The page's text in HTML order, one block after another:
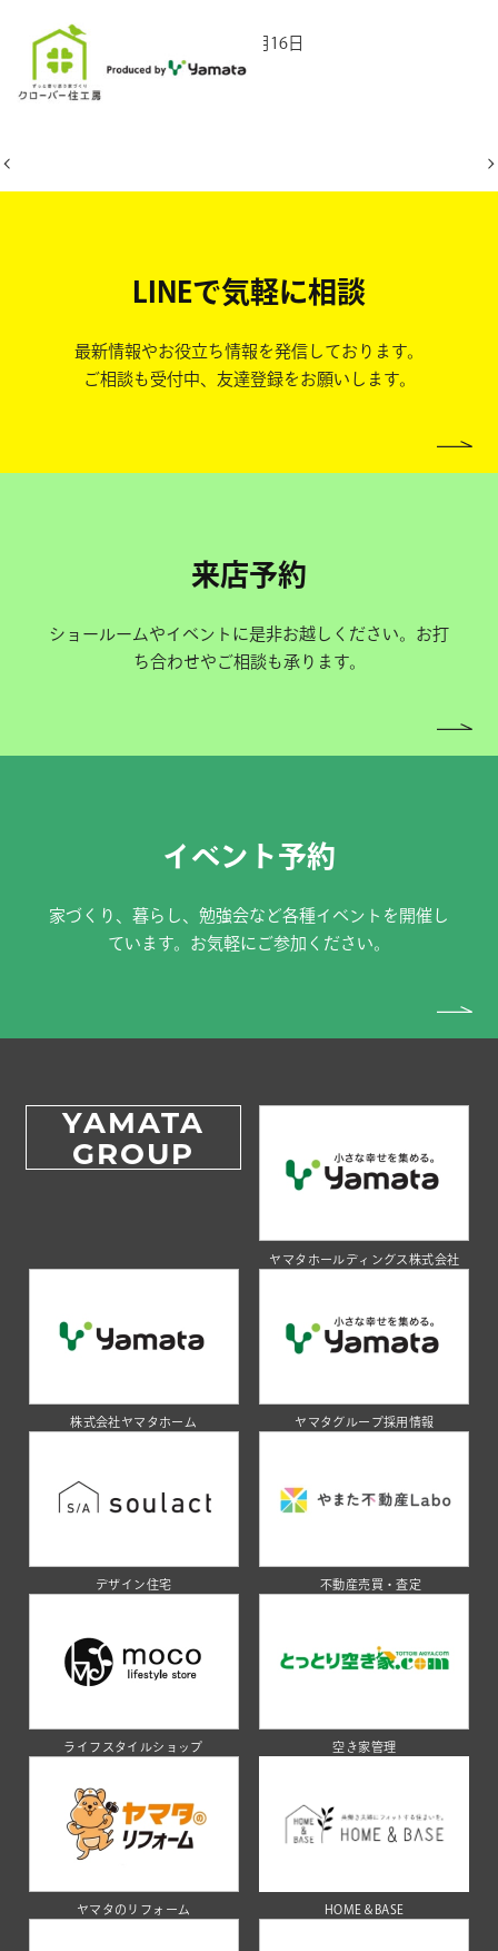
2025年10月16日
LINEで気軽に相談
最新情報やお役立ち情報を発信しております。
ご相談も受付中、友達登録をお願いします。
来店予約
ショールームやイベントに是非お越しください。お打
ち合わせやご相談も承ります。
イベント予約
家づくり、暮らし、勉強会など各種イベントを開催し
ています。お気軽にご参加ください。
YAMATA
GROUP
ヤマタホールディングス株式会社
株式会社ヤマタホーム ヤマタグループ採用情報
デザイン住宅 不動産売買・査定
ライフスタイルショップ 空き家管理
ヤマタのリフォーム HOME＆BASE